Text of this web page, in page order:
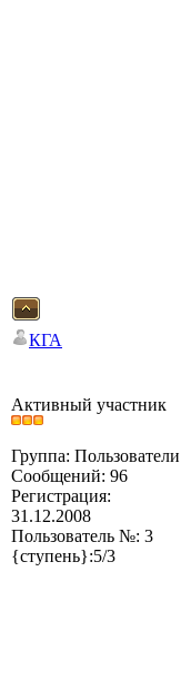
КГА
Активный участник
Группа: Пользователи
Сообщений: 96
Регистрация:
31.12.2008
Пользователь №: 3
{ступень}:5/3